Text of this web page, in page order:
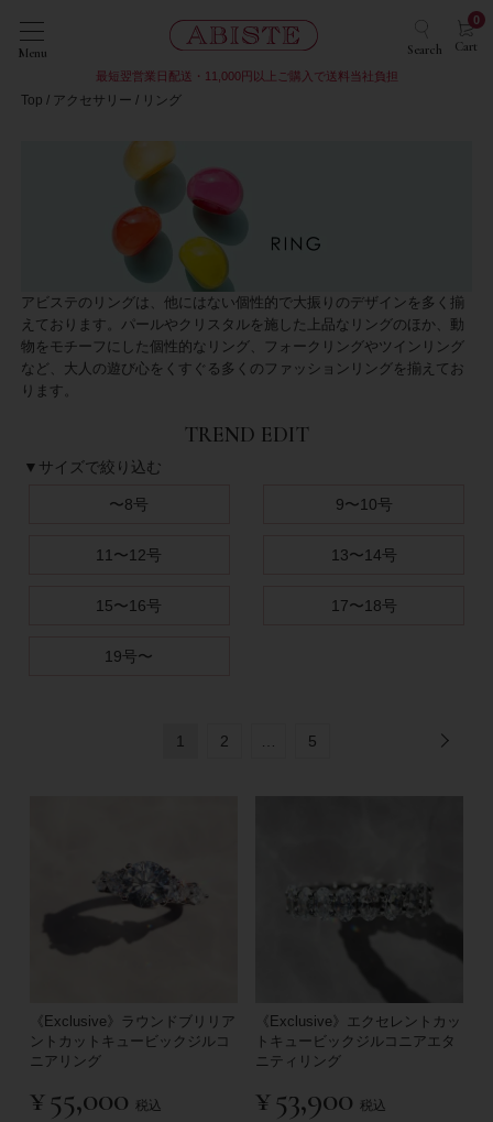
Menu Search Cart
0
最短翌営業日配送・11,000円以上ご購入で送料当社負担
Top アクセサリー リング
アビステのリングは、他にはない個性的で大振りのデザインを多く揃
えております。パールやクリスタルを施した上品なリングのほか、動
物をモチーフにした個性的なリング、フォークリングやツインリング
など、大人の遊び心をくすぐる多くのファッションリングを揃えてお
ります。
TREND EDIT
▼サイズで絞り込む
〜8号 9〜10号
11〜12号 13〜14号
15〜16号 17〜18号
19号〜
1 2 5
《Exclusive》ラウンドブリリア
ントカットキュービックジルコ
ニアリング
¥55,000 税込
《Exclusive》エクセレントカッ
トキュービックジルコニアエタ
ニティリング
¥53,900 税込